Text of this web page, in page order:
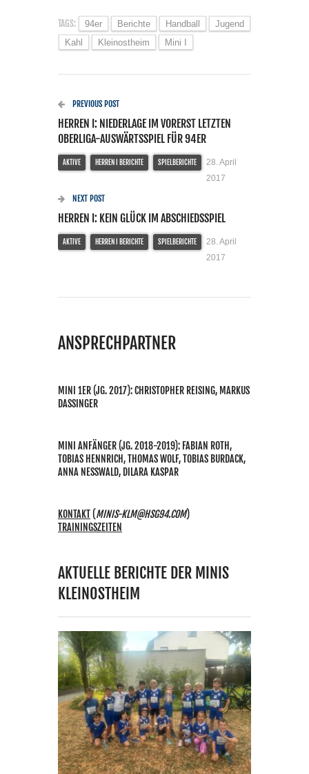
TAGS: 94er Berichte Handball
Jugend
Kahl
Kleinostheim Mini I
PREVIOUS POST
HERREN I: NIEDERLAGE IM VORERST LETZTEN
OBERLIGA-AUSWÄRTSSPIEL FÜR 94ER
AKTIVE HERREN I BERICHTE SPIELBERICHTE
28. April
2017
NEXT POST
HERREN I: KEIN GLÜCK IM ABSCHIEDSSPIEL
AKTIVE HERREN I BERICHTE SPIELBERICHTE
28. April
2017
ANSPRECHPARTNER
MINI 1ER (JG. 2017): CHRISTOPHER REISING, MARKUS
DASSINGER
MINI ANFÄNGER (JG. 2018-2019): FABIAN ROTH,
TOBIAS HENNRICH, THOMAS WOLF, TOBIAS BURDACK,
ANNA NESSWALD, DILARA KASPAR
KONTAKT(MINIS-KLM@HSG94.COM)
TRAININGSZEITEN
AKTUELLE BERICHTE DER MINIS
KLEINOSTHEIM